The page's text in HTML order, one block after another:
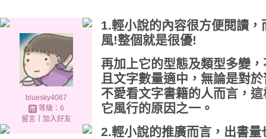
bluesky4067
等級：6
留言｜ 加入好友
1.輕小說的內容很方便閱讀
風!整個就是很優!
再加上它的型態及類型多變
且文字數量適中， 無論是對
不愛看文字書籍的人而言，
它風行的原因之一。
2.輕小說的推廣而言，出書